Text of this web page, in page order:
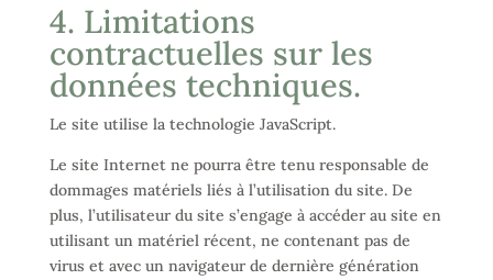
4. Limitations
contractuelles sur les
données techniques.
Le site utilise la technologie JavaScript.
Le site Internet ne pourra être tenu responsable de
dommages matériels liés à l’utilisation du site. De
plus, l’utilisateur du site s’engage à accéder au site en
utilisant un matériel récent, ne contenant pas de
virus et avec un navigateur de dernière génération